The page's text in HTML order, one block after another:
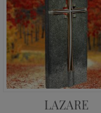
LAZARE